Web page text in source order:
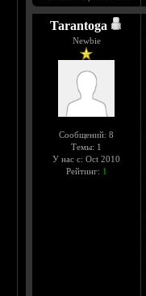
Tarantoga
Newbie
Сообщений: 8
Темы: 1
У нас с: Oct 2010
Рейтинг: 1